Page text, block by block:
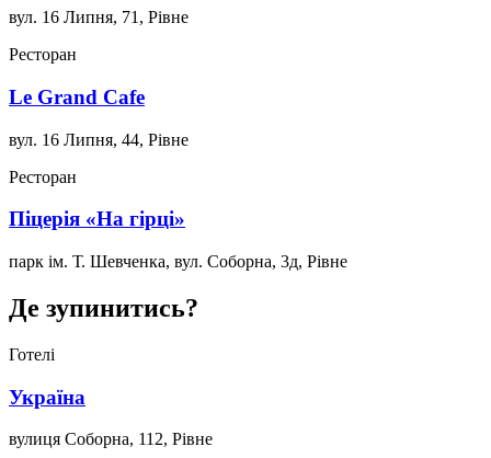
вул. 16 Липня, 71, Рівне
Ресторан
Le Grand Cafe
вул. 16 Липня, 44, Рівне
Ресторан
Піцерія «На гірці»
парк ім. Т. Шевченка, вул. Соборна, 3д, Рівне
Де зупинитись?
Готелі
Україна
вулиця Соборна, 112, Рівне